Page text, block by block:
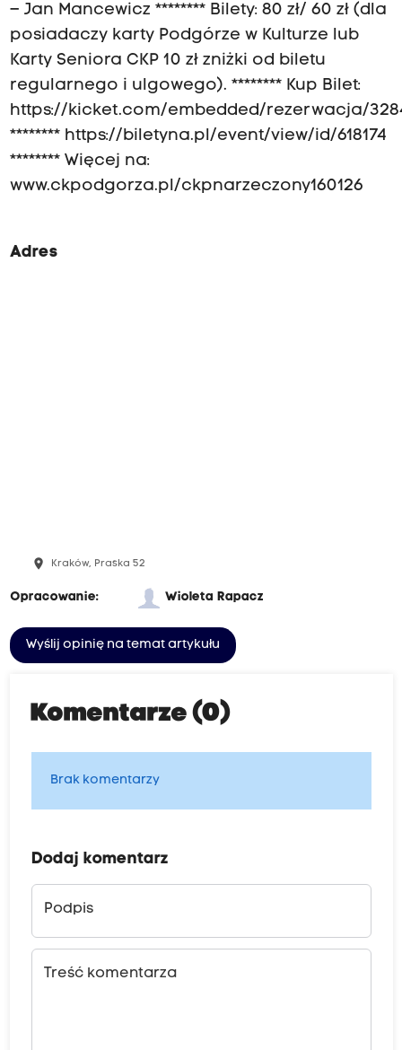
– Jan Mancewicz ******** Bilety: 80 zł/ 60 zł (dla
posiadaczy karty Podgórze w Kulturze lub
Karty Seniora CKP 10 zł zniżki od biletu
regularnego i ulgowego). ******** Kup Bilet:
https://kicket.com/embedded/rezerwacja/
******** https://biletyna.pl/event/view/id/618174
******** Więcej na:
www.ckpodgorza.pl/ckpnarzeczony160126
Adres
place Kraków, Praska 52
Opracowanie: Wioleta Rapacz
Wyślij opinię na temat artykułu
Komentarze (0)
Brak komentarzy
Dodaj komentarz
Podpis
Treść komentarza